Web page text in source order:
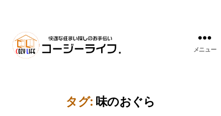
メニュー
タグ: 味のおぐら